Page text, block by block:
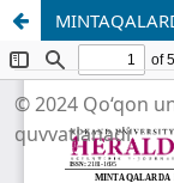
© 2024 Qo‘qon
quvvatlanadi